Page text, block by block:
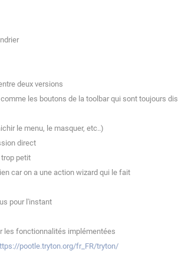
deux versions
les boutons de la toolbar qui sont toujours
le menu, le masquer, etc..)
direct
petit
car on a une action wizard qui le fait
pour l'instant
les fonctionnalités implémentées
pootle.tryton.org/fr_FR/tryton/